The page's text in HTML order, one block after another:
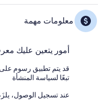
معلومات مهمة
أمور يتعين عليك
قد يتم تطبيق رسوم
تبعًا لسياسة المنشأة
عند تسجيل الوصول،